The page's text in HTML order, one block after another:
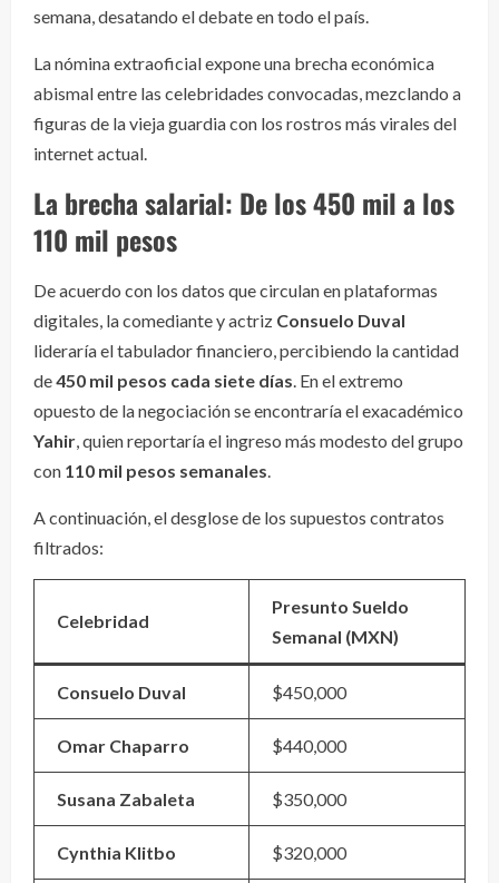
semana, desatando el debate en todo el país.
La nómina extraoficial expone una brecha económica
abismal entre las celebridades convocadas, mezclando a
figuras de la vieja guardia con los rostros más virales del
internet actual.
La brecha salarial: De los 450 mil a los
110 mil pesos
De acuerdo con los datos que circulan en plataformas
digitales, la comediante y actriz Consuelo Duval
lideraría el tabulador financiero, percibiendo la cantidad
de450 mil pesos cada siete días. En el extremo
opuesto de la negociación se encontraría el exacadémico
Yahir, quien reportaría el ingreso más modesto del grupo
con 110 mil pesos semanales.
A continuación, el desglose de los supuestos contratos
filtrados:
Celebridad
Presunto Sueldo
Semanal (MXN)
Consuelo Duval $450,000
Omar Chaparro $440,000
Susana Zabaleta $350,000
Cynthia Klitbo $320,000